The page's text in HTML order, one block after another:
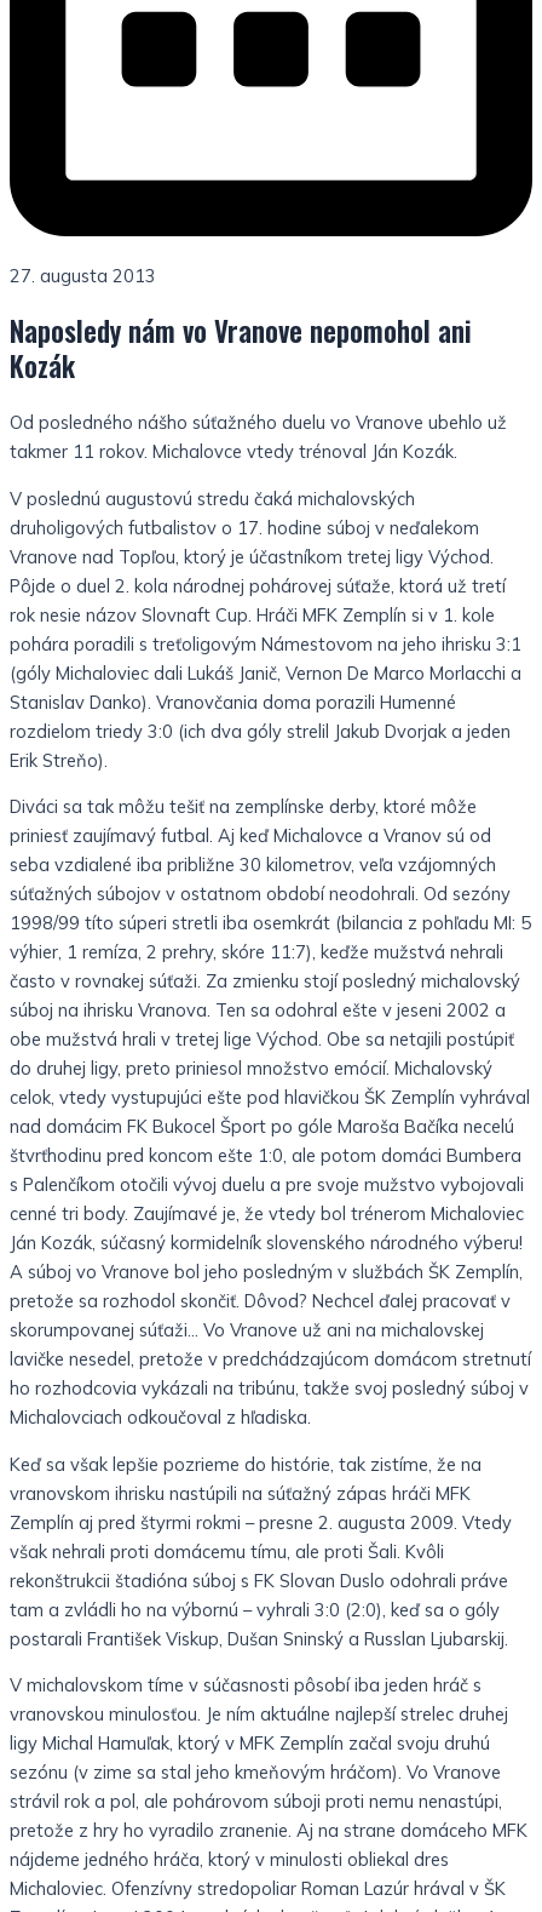
27. augusta 2013
Naposledy nám vo Vranove nepomohol ani
Kozák
Od posledného nášho súťažného duelu vo Vranove ubehlo už
takmer 11 rokov. Michalovce vtedy trénoval Ján Kozák.
V poslednú augustovú stredu čaká michalovských
druholigových futbalistov o 17. hodine súboj v neďalekom
Vranove nad Topľou, ktorý je účastníkom tretej ligy Východ.
Pôjde o duel 2. kola národnej pohárovej súťaže, ktorá už tretí
rok nesie názov Slovnaft Cup. Hráči MFK Zemplín si v 1. kole
pohára poradili s treťoligovým Námestovom na jeho ihrisku 3:1
(góly Michaloviec dali Lukáš Janič, Vernon De Marco Morlacchi a
Stanislav Danko). Vranovčania doma porazili Humenné
rozdielom triedy 3:0 (ich dva góly strelil Jakub Dvorjak a jeden
Erik Streňo).
Diváci sa tak môžu tešiť na zemplínske derby, ktoré môže
priniesť zaujímavý futbal. Aj keď Michalovce a Vranov sú od
seba vzdialené iba približne 30 kilometrov, veľa vzájomných
súťažných súbojov v ostatnom období neodohrali. Od sezóny
1998/99 títo súperi stretli iba osemkrát (bilancia z pohľadu MI: 5
výhier, 1 remíza, 2 prehry, skóre 11:7), keďže mužstvá nehrali
často v rovnakej súťaži. Za zmienku stojí posledný michalovský
súboj na ihrisku Vranova. Ten sa odohral ešte v jeseni 2002 a
obe mužstvá hrali v tretej lige Východ. Obe sa netajili postúpiť
do druhej ligy, preto priniesol množstvo emócií. Michalovský
celok, vtedy vystupujúci ešte pod hlavičkou ŠK Zemplín vyhrával
nad domácim FK Bukocel Šport po góle Maroša Bačíka necelú
štvrťhodinu pred koncom ešte 1:0, ale potom domáci Bumbera
s Palenčíkom otočili vývoj duelu a pre svoje mužstvo vybojovali
cenné tri body. Zaujímavé je, že vtedy bol trénerom Michaloviec
Ján Kozák, súčasný kormidelník slovenského národného výberu!
A súboj vo Vranove bol jeho posledným v službách ŠK Zemplín,
pretože sa rozhodol skončiť. Dôvod? Nechcel ďalej pracovať v
skorumpovanej súťaži… Vo Vranove už ani na michalovskej
lavičke nesedel, pretože v predchádzajúcom domácom stretnutí
ho rozhodcovia vykázali na tribúnu, takže svoj posledný súboj v
Michalovciach odkoučoval z hľadiska.
Keď sa však lepšie pozrieme do histórie, tak zistíme, že na
vranovskom ihrisku nastúpili na súťažný zápas hráči MFK
Zemplín aj pred štyrmi rokmi – presne 2. augusta 2009. Vtedy
však nehrali proti domácemu tímu, ale proti Šali. Kvôli
rekonštrukcii štadióna súboj s FK Slovan Duslo odohrali práve
tam a zvládli ho na výbornú – vyhrali 3:0 (2:0), keď sa o góly
postarali František Viskup, Dušan Sninský a Russlan Ljubarskij.
V michalovskom tíme v súčasnosti pôsobí iba jeden hráč s
vranovskou minulosťou. Je ním aktuálne najlepší strelec druhej
ligy Michal Hamuľak, ktorý v MFK Zemplín začal svoju druhú
sezónu (v zime sa stal jeho kmeňovým hráčom). Vo Vranove
strávil rok a pol, ale pohárovom súboji proti nemu nenastúpi,
pretože z hry ho vyradilo zranenie. Aj na strane domáceho MFK
nájdeme jedného hráča, ktorý v minulosti obliekal dres
Michaloviec. Ofenzívny stredopoliar Roman Lazúr hrával v ŠK